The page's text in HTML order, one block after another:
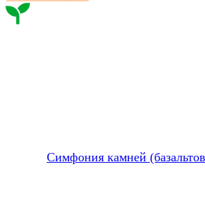
Симфония камней